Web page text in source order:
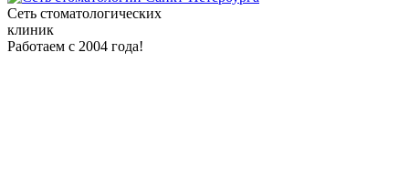
Сеть стоматологических
клиник
Работаем с 2004 года!